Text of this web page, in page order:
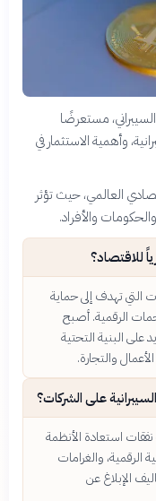
مستعرضًا
وأهمية الاستثمار في
العالمي، حيث تؤثر
والأفراد.
للاقتصاد؟
التي تهدف إلى حماية
الرقمية. أصبح
على البنية التحتية
والتجارة.
على الشركات؟
استعادة الأنظمة
الرقمية، والغرامات
الإبلاغ عن